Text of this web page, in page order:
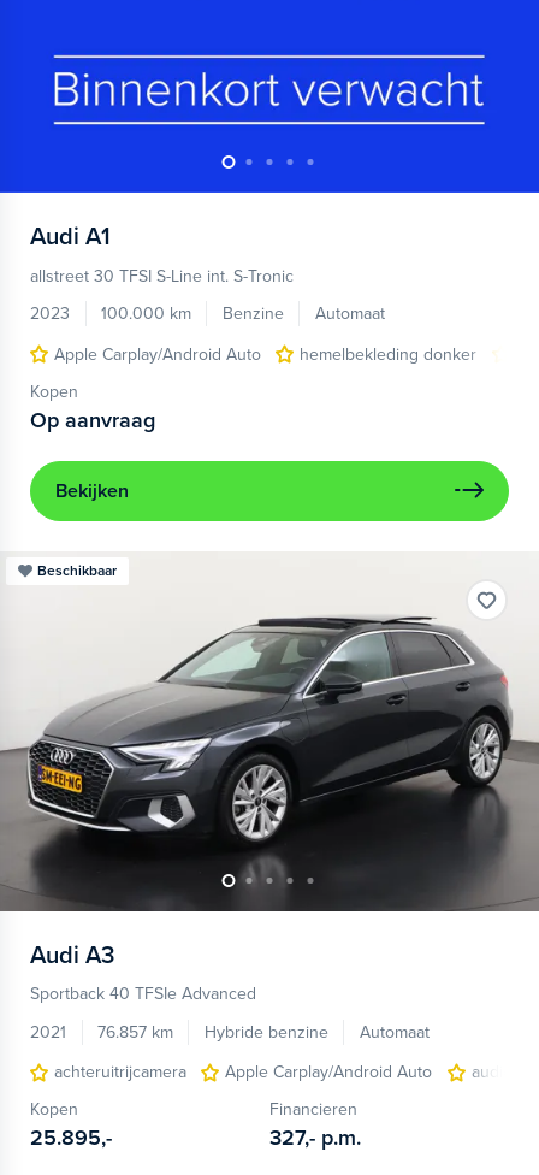
Audi A1
allstreet 30 TFSI S-Line int. S-Tronic
2023
100.000 km Benzine
Automaat
Apple Carplay/Android Auto
hemelbekleding donker
Kopen
Op aanvraag
Bekijken
Beschikbaar
Audi A3
Sportback 40 TFSIe Advanced
2021
76.857 km Hybride benzine
Automaat
achteruitrijcamera
Apple Carplay/Android Auto
audio
Kopen
25.895,-
Financieren
327,- p.m.